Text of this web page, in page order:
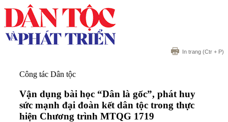
In trang (Ctr + P)
Công tác Dân tộc
Vận dụng bài học “Dân là gốc”, phát huy
sức mạnh đại đoàn kết dân tộc trong thực
hiện Chương trình MTQG 1719